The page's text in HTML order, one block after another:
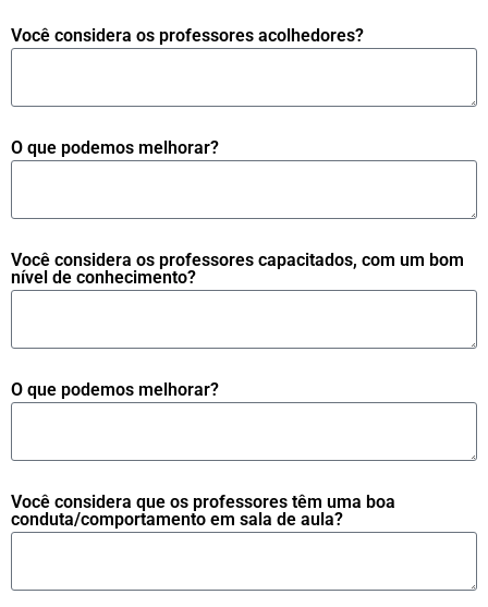
Você considera os professores acolhedores?
O que podemos melhorar?
Você considera os professores capacitados, com um bom
nível de conhecimento?
O que podemos melhorar?
Você considera que os professores têm uma boa
conduta/comportamento em sala de aula?